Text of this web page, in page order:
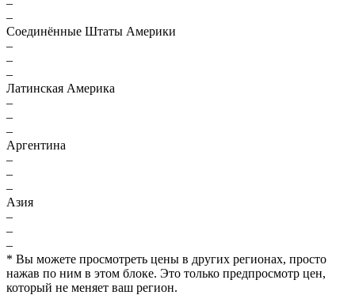
–
–
Соединённые Штаты Америки
–
–
–
Латинская Америка
–
–
–
Аргентина
–
–
–
Азия
–
–
–
* Вы можете просмотреть цены в других регионах, просто
нажав по ним в этом блоке. Это только предпросмотр цен,
который не меняет ваш регион.